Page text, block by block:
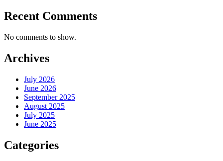
Recent Comments
No comments to show.
Archives
July 2026
June 2026
September 2025
August 2025
July 2025
June 2025
Categories